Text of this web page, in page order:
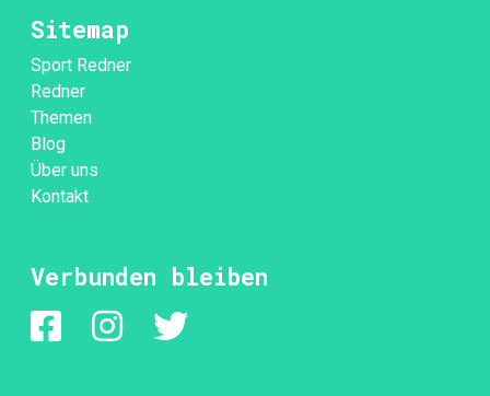
Sitemap
Sport Redner
Redner
Themen
Blog
Über uns
Kontakt
Verbunden bleiben